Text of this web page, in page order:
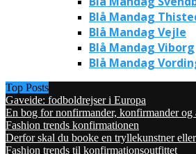
Blå Mandag
Blå Mandag Vejle
Blå Mandag Viborg
Blå Mandag
Top Posts
Gaveide: fodboldrejser i Europa
En bog for nonfirmander, konfirmander og
Fashion trends konfirmationen
Derfor skal du booke en tryllekunstner
Fashion trends til konfirmationsoutfittet